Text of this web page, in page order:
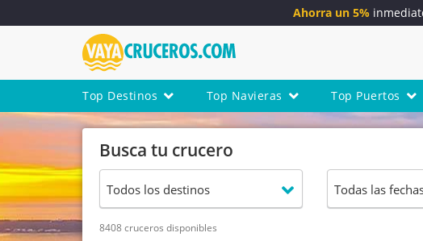
Ahorra un 5%
Top Destinos Top Navieras Top Puertos
Busca tu crucero
8408 cruceros disponibles